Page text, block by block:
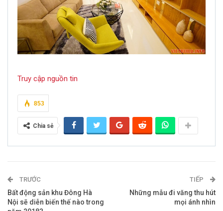
Truy cập nguồn tin
853
Chia sẻ
TRƯỚC
Bất động sản khu Đông Hà
Nội sẽ diễn biến thế nào trong
TIẾP
Những mẫu đi văng thu hút
mọi ánh nhìn